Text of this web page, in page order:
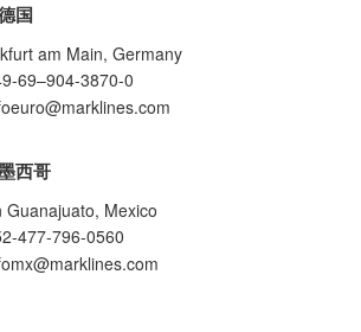
西哥
Guanajuato, Mexico
477-796-0560
国
am Main, Germany
69–904-3870-0